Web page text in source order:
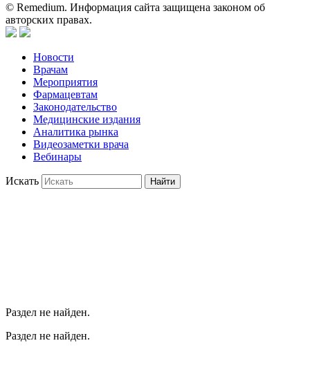
© Remedium. Информация сайта защищена законом об
авторских правах.
Новости
Врачам
Мероприятия
Фармацевтам
Законодательство
Медицинские издания
Аналитика рынка
Видеозаметки врача
Вебинары
Искать Найти
Раздел не найден.
Раздел не найден.